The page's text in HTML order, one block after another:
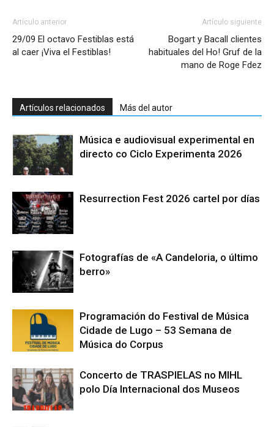
Artículo anterior
29/09 El octavo Festiblas está
al caer ¡Viva el Festiblas!
Artículo siguiente
Bogart y Bacall clientes
habituales del Ho! Gruf de la
mano de Roge Fdez
Artículos relacionados Más del autor
Música e audiovisual experimental en
directo co Ciclo Experimenta 2026
Resurrection Fest 2026 cartel por días
Fotografías de «A Candeloria, o último
berro»
Programación do Festival de Música
Cidade de Lugo – 53 Semana de
Música do Corpus
Concerto de TRASPIELAS no MIHL
polo Día Internacional dos Museos